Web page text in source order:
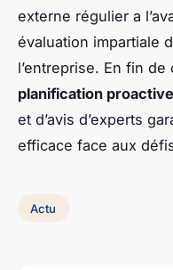
externe régulier a
évaluation impartiale
l’entreprise. En fin
planification proactive
et d’avis d’experts
efficace face aux
Actu